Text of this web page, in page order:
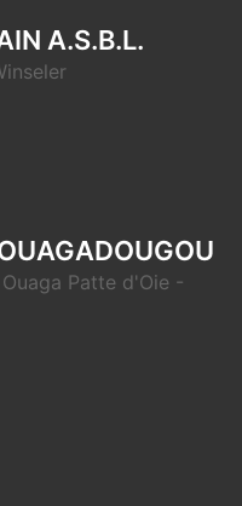
A.S.B.L.
Patte d'Oie -